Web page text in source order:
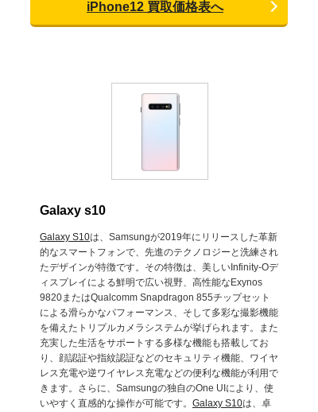
iPhone12 買取価格表へ
Galaxy s10
Galaxy S10は、Samsungが2019年にリリースした革新
的なスマートフォンで、先進のテクノロジーと洗練され
たデザインが特徴です。その特徴は、美しいInfinity-Oデ
ィスプレイによる鮮明で広い視野、高性能なExynos
9820またはQualcomm Snapdragon 855チップセット
による滑らかなパフォーマンス、そして多彩な撮影機能
を備えたトリプルカメラシステムが挙げられます。また
充実した生活をサポートする多様な機能も搭載してお
り、顔認証や指紋認証などのセキュリティ機能、ワイヤ
レス充電や逆ワイヤレス充電などの便利な機能が利用で
きます。さらに、Samsungの独自のOne UIにより、使
いやすく直感的な操作が可能です。 Galaxy S10は、卓